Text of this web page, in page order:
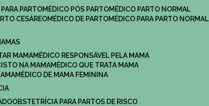
PARA PARTO MÉDICO PÓS PARTO
MÉDICO PARTO NORMAL
CESÁREO MÉDICO DE PARTO
MÉDICO PARA PARTO NORMAL
MAMA
MÉDICO RESPONSÁVEL PELA MAMA
NA MAMA
MÉDICO QUE TRATA MAMA
MÉDICO DE MAMA FEMININA
OBSTETRÍCIA PARA PARTOS DE RISCO